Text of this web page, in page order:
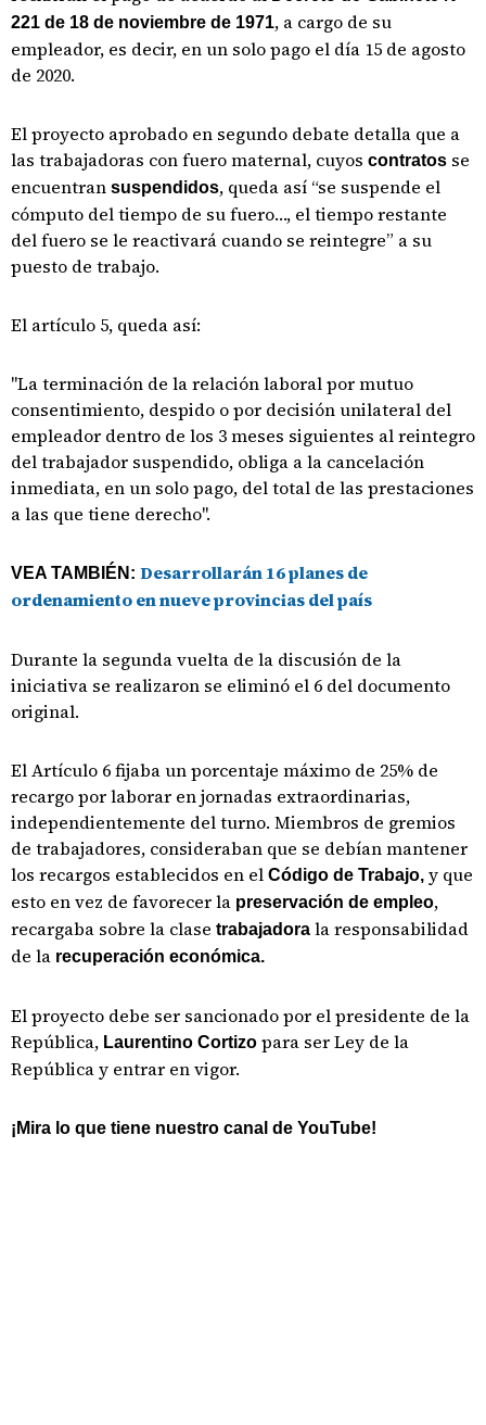
221 de 18 de noviembre de 1971, a cargo de su
empleador, es decir, en un solo pago el día 15 de agosto
de 2020.
El proyecto aprobado en segundo debate detalla que a
las trabajadoras con fuero maternal, cuyos contratos se
encuentran suspendidos, queda así “se suspende el
cómputo del tiempo de su fuero…, el tiempo restante
del fuero se le reactivará cuando se reintegre” a su
puesto de trabajo.
El artículo 5, queda así:
"La terminación de la relación laboral por mutuo
consentimiento, despido o por decisión unilateral del
empleador dentro de los 3 meses siguientes al reintegro
del trabajador suspendido, obliga a la cancelación
inmediata, en un solo pago, del total de las prestaciones
a las que tiene derecho".
VEA TAMBIÉN: Desarrollarán 16 planes de
ordenamiento en nueve provincias del país
Durante la segunda vuelta de la discusión de la
iniciativa se realizaron se eliminó el 6 del documento
original.
El Artículo 6 fijaba un porcentaje máximo de 25% de
recargo por laborar en jornadas extraordinarias,
independientemente del turno. Miembros de gremios
de trabajadores, consideraban que se debían mantener
los recargos establecidos en el Código de Trabajo, y que
esto en vez de favorecer la preservación de empleo,
recargaba sobre la clase trabajadora la responsabilidad
de la recuperación económica.
El proyecto debe ser sancionado por el presidente de la
República, Laurentino Cortizo para ser Ley de la
República y entrar en vigor.
¡Mira lo que tiene nuestro canal de YouTube!